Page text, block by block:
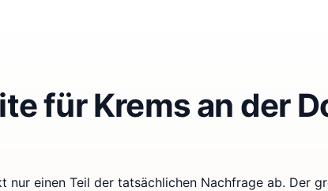
für Krems an der
einen Teil der tatsächlichen Nachfrage ab. Der